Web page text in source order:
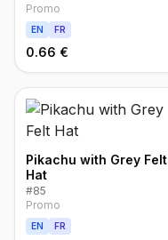
Promo
EN FR
0.66 €
Pikachu with Grey Felt
Hat
#85
Promo
EN FR